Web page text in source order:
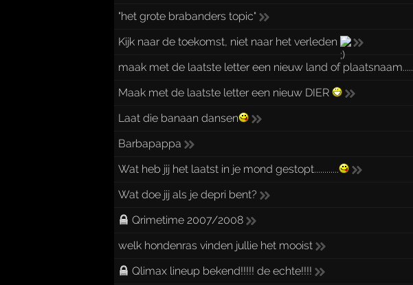
"het grote brabanders topic"
Kijk naar de toekomst, niet naar het verleden
maak met de laatste letter een nieuw land of plaatsnaam.....
Maak met de laatste letter een nieuw DIER
Laat die banaan dansen
Barbapappa
Wat heb jij het laatst in je mond gestopt............
Wat doe jij als je depri bent?
Qrimetime 2007/2008
welk hondenras vinden jullie het mooist
Qlimax lineup bekend!!!!! de echte!!!!